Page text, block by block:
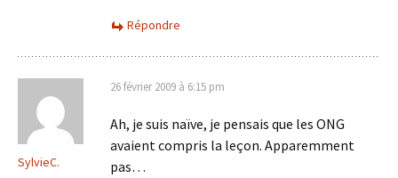
Répondre
SylvieC.
26 février 2009 à 6:15 pm
Ah, je suis naïve, je pensais que les ONG
avaient compris la leçon. Apparemment
pas…